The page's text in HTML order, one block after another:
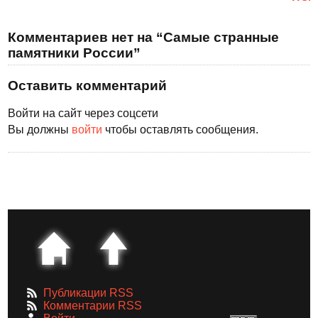
Комментариев нет на “Самые странные
памятники России”
Оставить комментарий
Войти на сайт через соцсети
Вы должны войти чтобы оставлять сообщения.
Публикации RSS
Комментарии RSS